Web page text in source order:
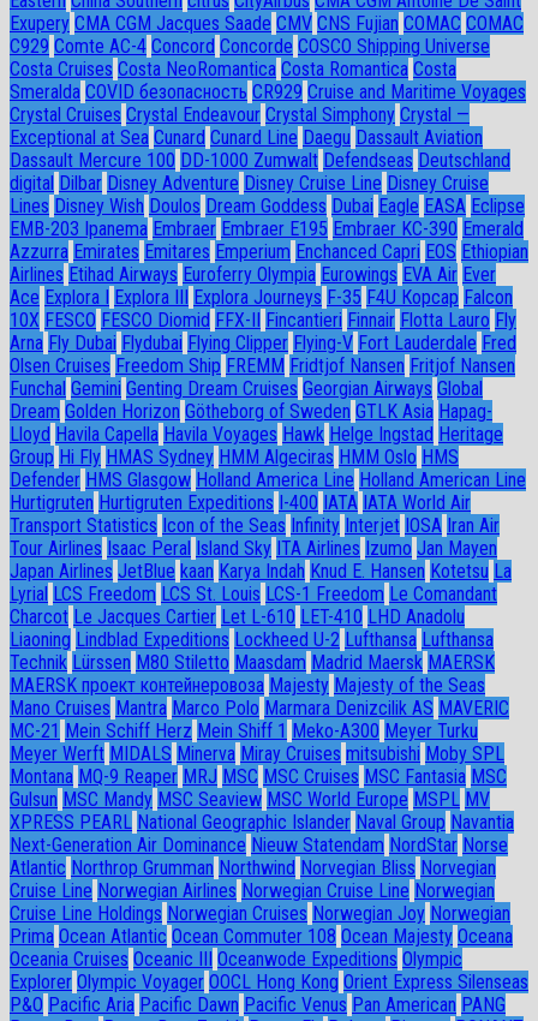
Exupery CMA CGM Jacques Saade CMV CNS Fujian COMAC COMAC
C929 Comte AC-4 Concord Concorde COSCO Shipping Universe
Costa Cruises Costa NeoRomantica Costa Romantica Costa
Smeralda COVID безопасность CR929 Cruise and Maritime Voyages
Crystal Cruises Crystal Endeavour Crystal Simphony Crystal —
Exceptional at Sea Cunard Cunard Line Daegu Dassault Aviation
Dassault Mercure 100 DD-1000 Zumwalt Defendseas Deutschland
digital Dilbar Disney Adventure Disney Cruise Line Disney Cruise
Lines Disney Wish Doulos Dream Goddess Dubai Eagle EASA Eclipse
EMB-203 Ipanema Embraer Embraer E195 Embraer KC-390 Emerald
Azzurra Emirates Emitares Emperium Enchanced Capri EOS Ethiopian
Airlines Etihad Airways Euroferry Olympia Eurowings EVA Air Ever
Ace Explora I Explora III Explora Journeys F-35 F4U Корсар Falcon
10X FESCO FESCO Diomid FFX-II Fincantieri Finnair Flotta Lauro Fly
Arna Fly Dubai Flydubai Flying Clipper Flying-V Fort Lauderdale Fred
Olsen Cruises Freedom Ship FREMM Fridtjof Nansen Fritjof Nansen
Funchal Gemini Genting Dream Cruises Georgian Airways Global
Dream Golden Horizon Götheborg of Sweden GTLK Asia Hapag-
Lloyd Havila Capella Havila Voyages Hawk Helge Ingstad Heritage
Group Hi Fly HMAS Sydney HMM Algeciras HMM Oslo HMS
Defender HMS Glasgow Holland America Line Holland American Line
Hurtigruten Hurtigruten Expeditions I-400 IATA IATA World Air
Transport Statistics Icon of the Seas Infinity Interjet IOSA Iran Air
Tour Airlines Isaac Peral Island Sky ITA Airlines Izumo Jan Mayen
Japan Airlines JetBlue kaan Karya Indah Knud E. Hansen Kotetsu La
Lyrial LCS Freedom LCS St. Louis LCS-1 Freedom Le Comandant
Charcot Le Jacques Cartier Let L-610 LET-410 LHD Anadolu
Liaoning Lindblad Expeditions Lockheed U-2 Lufthansa Lufthansa
Technik Lürssen M80 Stiletto Maasdam Madrid Maersk MAERSK
MAERSK проект контейнеровоза Majesty Majesty of the Seas
Mano Cruises Mantra Marco Polo Marmara Denizcilik AS MAVERIC
MC-21 Mein Schiff Herz Mein Shiff 1 Meko-A300 Meyer Turku
Meyer Werft MIDALS Minerva Miray Cruises mitsubishi Moby SPL
Montana MQ-9 Reaper MRJ MSC MSC Cruises MSC Fantasia MSC
Gulsun MSC Mandy MSC Seaview MSC World Europe MSPL MV
XPRESS PEARL National Geographic Islander Naval Group Navantia
Next-Generation Air Dominance Nieuw Statendam NordStar Norse
Atlantic Northrop Grumman Northwind Norvegian Bliss Norvegian
Cruise Line Norwegian Airlines Norwegian Cruise Line Norwegian
Cruise Line Holdings Norwegian Cruises Norwegian Joy Norwegian
Prima Ocean Atlantic Ocean Commuter 108 Ocean Majesty Oceana
Oceania Cruises Oceanic III Oceanwode Expeditions Olympic
Explorer Olympic Voyager OOCL Hong Kong Orient Express Silenseas
P&O Pacific Aria Pacific Dawn Pacific Venus Pan American PANG